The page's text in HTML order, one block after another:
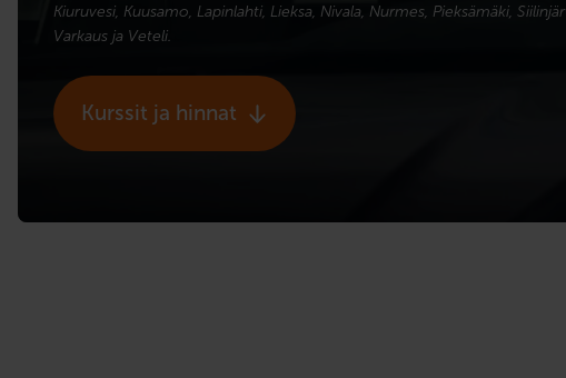
Kiuruvesi, Kuusamo, Lapinlahti, Lieksa, Nivala, Nurmes, Pieksämäki,
Varkaus ja Veteli.
Kurssit ja hinnat